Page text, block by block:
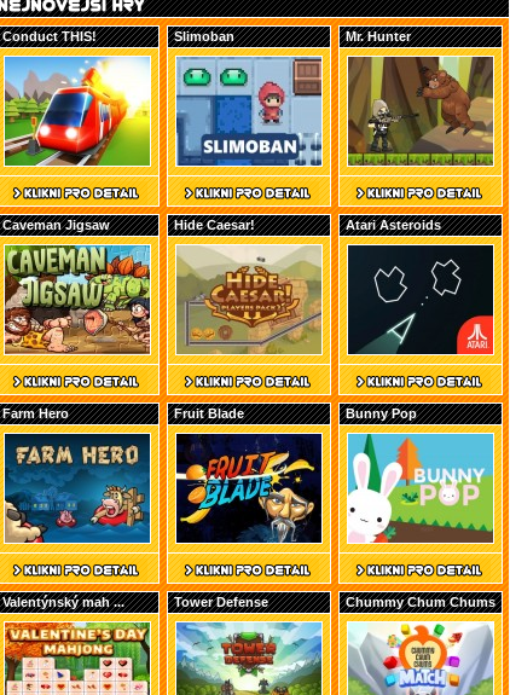
Conduct THIS! Slimoban Mr. Hunter
Caveman Jigsaw Hide Caesar! Atari Asteroids
Farm Hero Fruit Blade Bunny Pop
Valentýnský mah ... Tower Defense
Chummy Chum Chums
...